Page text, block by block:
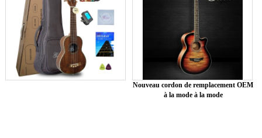
Nouveau cordon de remplacement OEM
à la mode à la mode